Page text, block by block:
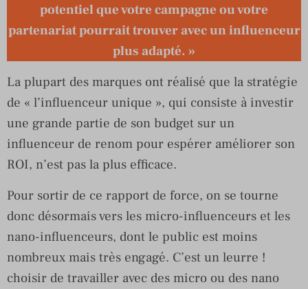
potentiel que votre campagne ou votre
partenariat pourrait trouver avec un influenceur
plus adapté. »
La plupart des marques ont réalisé que la stratégie
de « l’influenceur unique », qui consiste à investir
une grande partie de son budget sur un
influenceur de renom pour espérer améliorer son
ROI, n’est pas la plus efficace.
Pour sortir de ce rapport de force, on se tourne
donc désormais vers les micro-influenceurs et les
nano-influenceurs, dont le public est moins
nombreux mais très engagé. C’est un leurre !
choisir de travailler avec des micro ou des nano